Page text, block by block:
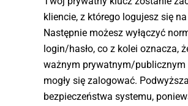
kliencie, z którego logujesz się
Następnie możesz wyłączyć
login/hasło, co z kolei oznacza,
ważnym prywatnym/publicznym
mogły się zalogować.
bezpieczeństwa systemu,